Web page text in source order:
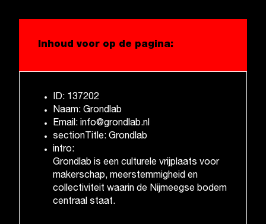
Inhoud voor op de pagina:
ID: 137202
Naam: Grondlab
Email: info@grondlab.nl
sectionTitle: Grondlab
intro:
Grondlab is een culturele vrijplaats voor
makerschap, meerstemmigheid en
collectiviteit waarin de Nijmeegse bodem
centraal staat.